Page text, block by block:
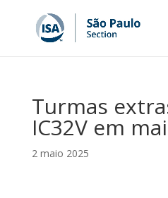
Turmas
IC32V em
2 maio 2025